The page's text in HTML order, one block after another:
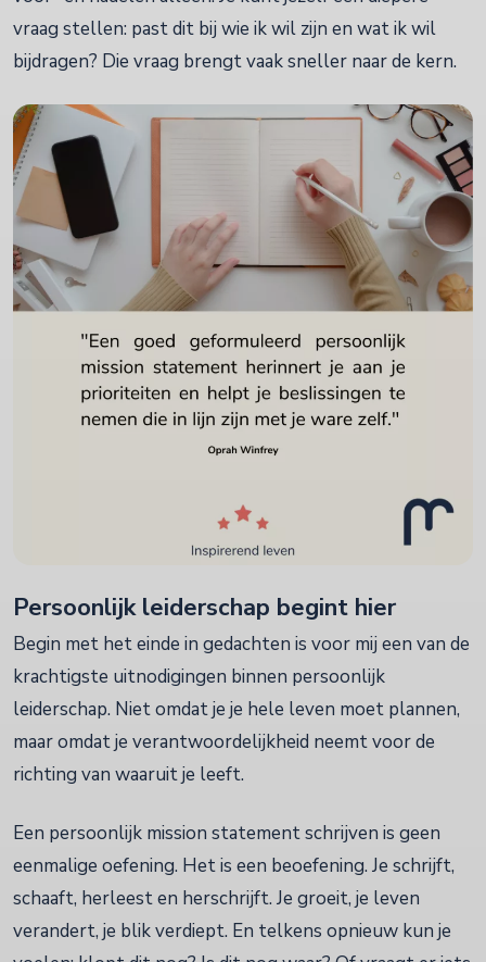
vraag stellen: past dit bij wie ik wil zijn en wat ik wil
bijdragen? Die vraag brengt vaak sneller naar de kern.
Persoonlijk leiderschap begint hier
Begin met het einde in gedachten is voor mij een van de
krachtigste uitnodigingen binnen persoonlijk
leiderschap. Niet omdat je je hele leven moet plannen,
maar omdat je verantwoordelijkheid neemt voor de
richting van waaruit je leeft.
Een persoonlijk mission statement schrijven is geen
eenmalige oefening. Het is een beoefening. Je schrijft,
schaaft, herleest en herschrijft. Je groeit, je leven
verandert, je blik verdiept. En telkens opnieuw kun je